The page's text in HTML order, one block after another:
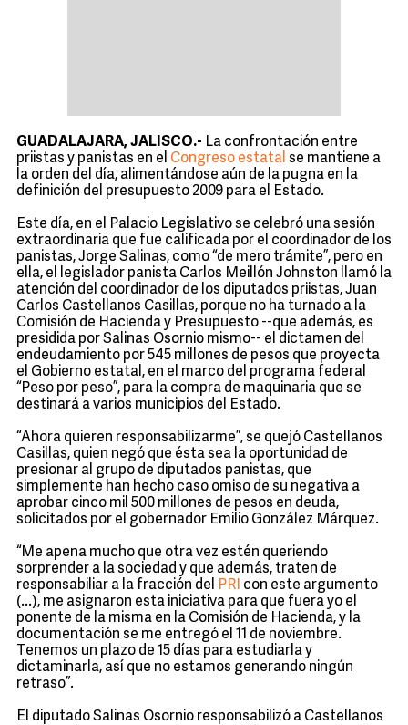
GUADALAJARA, JALISCO.- La confrontación entre
priistas y panistas en el Congreso estatal se mantiene a
la orden del día, alimentándose aún de la pugna en la
definición del presupuesto 2009 para el Estado.
Este día, en el Palacio Legislativo se celebró una sesión
extraordinaria que fue calificada por el coordinador de los
panistas, Jorge Salinas, como “de mero trámite”, pero en
ella, el legislador panista Carlos Meillón Johnston llamó la
atención del coordinador de los diputados priistas, Juan
Carlos Castellanos Casillas, porque no ha turnado a la
Comisión de Hacienda y Presupuesto --que además, es
presidida por Salinas Osornio mismo-- el dictamen del
endeudamiento por 545 millones de pesos que proyecta
el Gobierno estatal, en el marco del programa federal
“Peso por peso”, para la compra de maquinaria que se
destinará a varios municipios del Estado.
“Ahora quieren responsabilizarme”, se quejó Castellanos
Casillas, quien negó que ésta sea la oportunidad de
presionar al grupo de diputados panistas, que
simplemente han hecho caso omiso de su negativa a
aprobar cinco mil 500 millones de pesos en deuda,
solicitados por el gobernador Emilio González Márquez.
“Me apena mucho que otra vez estén queriendo
sorprender a la sociedad y que además, traten de
responsabiliar a la fracción del
PRI con este argumento
(...), me asignaron esta iniciativa para que fuera yo el
ponente de la misma en la Comisión de Hacienda, y la
documentación se me entregó el 11 de noviembre.
Tenemos un plazo de 15 días para estudiarla y
dictaminarla, así que no estamos generando ningún
retraso”.
El diputado Salinas Osornio responsabilizó a Castellanos